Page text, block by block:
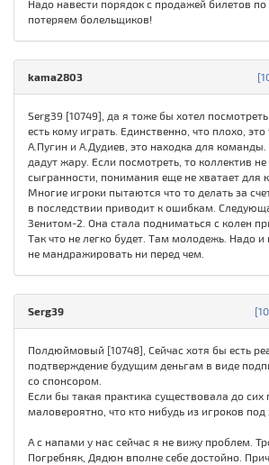
Надо навести порядок с продажей билетов
потеряем болельщиков!
kama2803
Serg39 [10749], да я тоже бы хотел
есть кому играть. Единственно, что плохо,
А.Пугин и А.Дудиев, это находка для
дадут жару. Если посмотреть, то коллектив
сыгранности, понимания еще не хватает для
Многие игроки пытаются что то делать за
в последствии приводит к ошибкам.
Зенитом-2. Она стала подниматься с колен
Так что не легко будет. Там молодежь. Надо
не мандражировать ни перед чем.
Serg39
Полдюймовый [10748], Сейчас хотя бы есть
подтверждение будущим деньгам в виде
со спонсором.
Если бы такая практика существовала до сих
маловероятно, что кто нибудь из игроков под
А с напами у нас сейчас я не вижу проблем.
Погребняк, Дядюн вполне себе достойно.